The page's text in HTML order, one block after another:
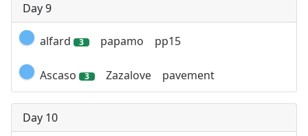
Day 9
alfard 3 papamo pp15
Ascaso 3 Zazalove pavement
Day 10